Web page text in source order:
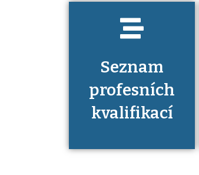
Seznam
profesních
kvalifikací